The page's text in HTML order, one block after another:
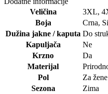
Veličina
3XL,
Boja
Crna,
Dužina jakne / kaputa Do
Kapuljača
Ne
Krzno
Da
Materijal
Pol
Za žene
Sezona
Zima